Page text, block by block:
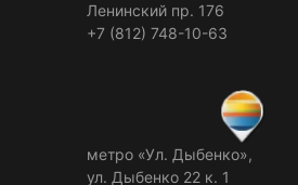
Ленинский пр. 176
+7 (812) 748-10-63
метро «Ул. Дыбенко»,
ул. Дыбенко 22 к. 1